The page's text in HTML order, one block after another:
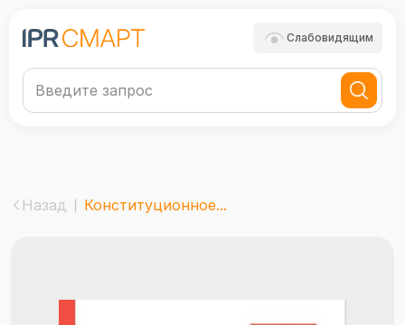
Слабовидящим
Назад Конституционное...